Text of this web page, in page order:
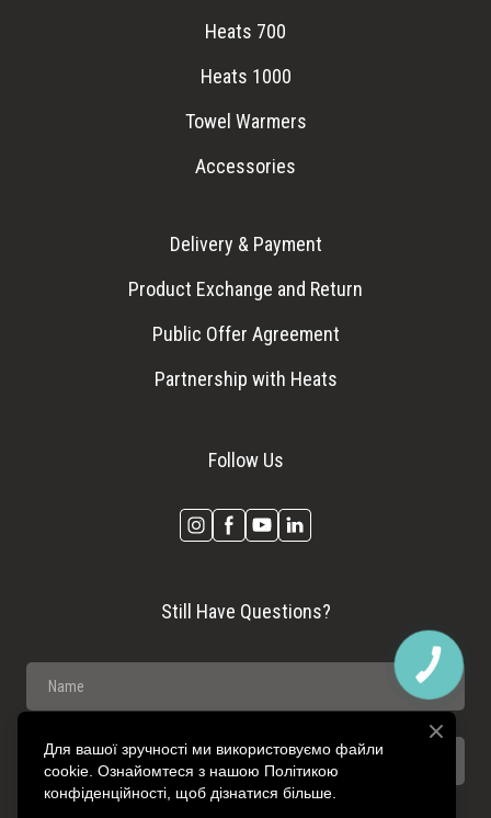
Heats 700
Heats 1000
Towel Warmers
Accessories
Delivery & Payment
Product Exchange and Return
Public Offer Agreement
Partnership with Heats
Follow Us
Still Have Questions?
Для вашої зручності ми використовуємо файли
cookie. Ознайомтеся з нашою Політикою
конфіденційності, щоб дізнатися більше.
КНОПКА
ЗВ'ЯЗКУ